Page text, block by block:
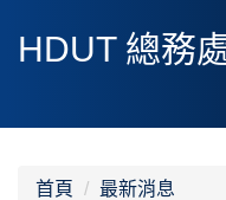
到
內
HDUT 總務
首頁 最新消息